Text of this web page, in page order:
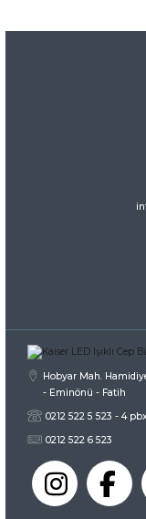
konularda yetersiz
kullanarak tarafımıza
Görüş ve önerileriniz
Ürün resmi
Ürün
Ürün fiyatı diğer
Hobyar Mah.
- Eminönü - Fatih
0212 522 5 523 - 4
0212 522 6 523